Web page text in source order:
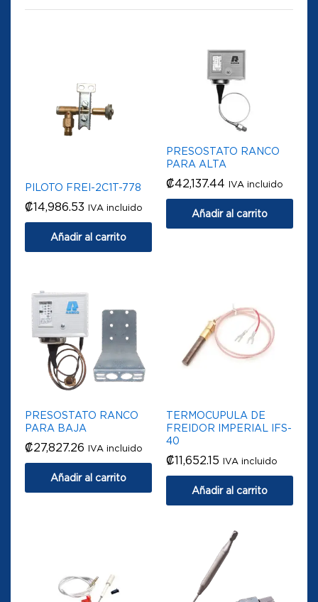
PILOTO FREI-2C1T-778
₡14,986.53 IVA incluido
Añadir al carrito
PRESOSTATO RANCO
PARA ALTA
₡42,137.44 IVA incluido
Añadir al carrito
PRESOSTATO RANCO
PARA BAJA
₡27,827.26 IVA incluido
Añadir al carrito
TERMOCUPULA DE
FREIDOR IMPERIAL IFS-
40
₡11,652.15 IVA incluido
Añadir al carrito